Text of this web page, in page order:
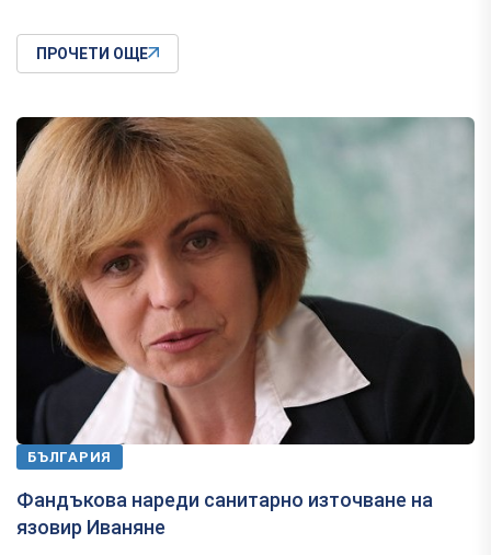
ПРОЧЕТИ ОЩЕ
БЪЛГАРИЯ
Фандъкова нареди санитарно източване на
язовир Иваняне